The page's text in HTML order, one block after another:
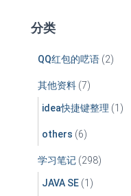
分类
QQ红包的呓语 (2)
其他资料 (7)
idea快捷键整理 (1)
others (6)
学习笔记 (298)
JAVA SE (1)